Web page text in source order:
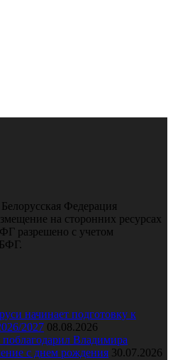
Федерация
на сторонних ресурсах
разрешено с учетом
начинает подготовку к
2027 08.08.2026
Владимира
с днем рождения 30.07.2026